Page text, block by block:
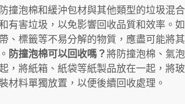
撞泡棉和緩沖包材與其他類型的垃圾混合
有害垃圾，以免影響回收品質和效率。如
、標籤等不易分解的物質，應盡可能將其
防撞泡棉可以回收嗎？將防撞泡棉、氣泡
，將紙箱、紙袋等紙製品放在一起，將玻
材料單獨放置，以便後續回收處理。